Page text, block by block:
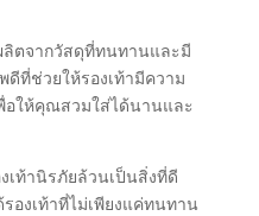
ตจากวัสดุที่ทนทานและมี
ที่ช่วยให้รองเท้ามีความ
อให้คุณสวมใส่ได้นานและ
เท้านิรภัยล้วนเป็นสิ่งที่ดี
องเท้าที่ไม่เพียงแค่ทนทาน